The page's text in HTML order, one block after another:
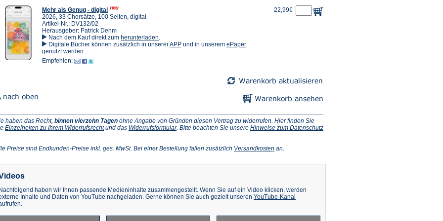
Mehr als Genug - digital
2026, 33 Chorsätze, 100 Seiten, digital
Artikel-Nr.: DV132/02
Herausgeber: Patrick Dehm
Nach dem Kauf direkt zum herunterladen
in
.
Digitale Bücher können zusätzlich in unsererAPP(Öffnet
und in unserem ePaper(Öffnet
genutzt werden.
Empfehlen:
22,99€
haben das Recht, binnen vierzehn Tagen ohne Angabe von Gründen diesen Vertrag zu widerrufen. Hier finden Sie
Einzelheiten zu Ihrem Widerrufsrecht(Öffnet
neuen
und das Widerrufsformular(Öffnet
neuen
. Bitte beachten Sie unsere Hinweise zum Datenschutz
Preise sind Endkunden-Preise inkl. ges. MwSt. Bei einer Bestellung fallen zusätzlich Versandkosten (Öffnet
an.
Nachfolgend haben wir Ihnen passende Medieninhalte zusammengestellt. Wenn Sie auf ein Video klicken, werden
Inhalte und Daten von YouTube nachgeladen. Gerne können Sie auch gezielt unseren YouTube-Kanal
neuen